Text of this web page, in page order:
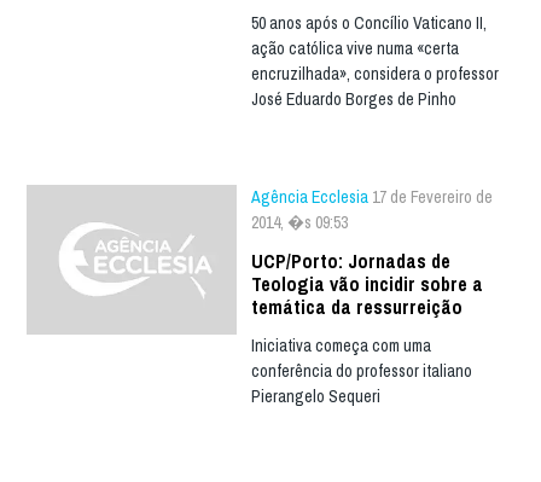
50 anos após o Concílio Vaticano II,
ação católica vive numa «certa
encruzilhada», considera o professor
José Eduardo Borges de Pinho
Agência Ecclesia 17 de Fevereiro de
2014, �s 09:53
UCP/Porto: Jornadas de
Teologia vão incidir sobre a
temática da ressurreição
Iniciativa começa com uma
conferência do professor italiano
Pierangelo Sequeri